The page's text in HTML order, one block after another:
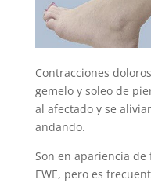
Contracciones
gemelo y soleo de
al afectado y se
andando.
Son en apariencia
EWE, pero es